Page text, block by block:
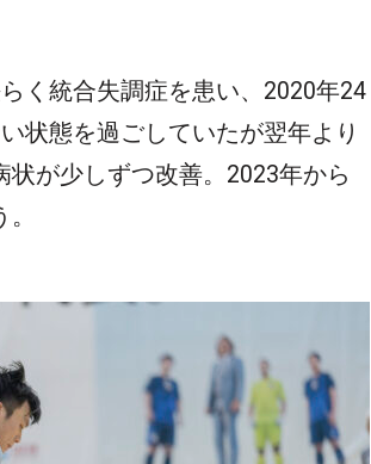
く統合失調症を患い、2020年24
状態を過ごしていたが翌年より
が少しずつ改善。2023年から